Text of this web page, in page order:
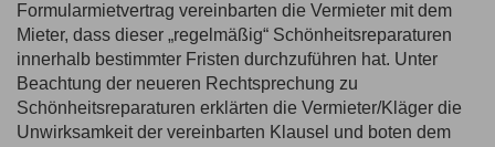
Formularmietvertrag vereinbarten die Vermieter mit dem
Mieter, dass dieser „regelmäßig“ Schönheitsreparaturen
innerhalb bestimmter Fristen durchzuführen hat. Unter
Beachtung der neueren Rechtsprechung zu
Schönheitsreparaturen erklärten die Vermieter/Kläger die
Unwirksamkeit der vereinbarten Klausel und boten dem